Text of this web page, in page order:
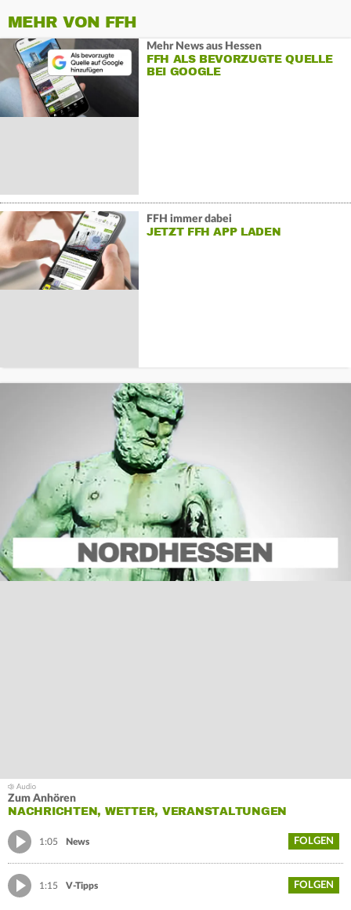
MEHR VON FFH
Mehr News aus Hessen
FFH ALS BEVORZUGTE QUELLE
BEI GOOGLE
FFH immer dabei
JETZT FFH APP LADEN
Zum Anhören
NACHRICHTEN, WETTER, VERANSTALTUNGEN
1:05 News FOLGEN
1:15 V-Tipps FOLGEN